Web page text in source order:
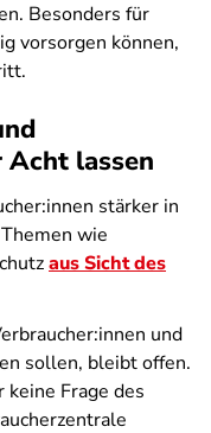
Besonders für
vorsorgen können,
lassen
stärker in
wie
aus Sicht des
und
sollen, bleibt offen.
keine Frage des